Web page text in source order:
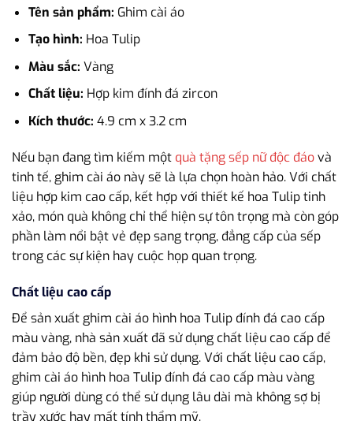
Tên sản phẩm: Ghim cài áo
Tạo hình: Hoa Tulip
Màu sắc: Vàng
Chất liệu: Hợp kim đính đá zircon
Kích thước: 4.9 cm x 3.2 cm
Nếu bạn đang tìm kiếm một quà tặng sếp nữ độc đáovà
tinh tế, ghim cài áo này sẽ là lựa chọn hoàn hảo. Với chất
liệu hợp kim cao cấp, kết hợp với thiết kế hoa Tulip tinh
xảo, món quà không chỉ thể hiện sự tôn trọng mà còn góp
phần làm nổi bật vẻ đẹp sang trọng, đẳng cấp của sếp
trong các sự kiện hay cuộc họp quan trọng.
Chất liệu cao cấp
Để sản xuất ghim cài áo hình hoa Tulip đính đá cao cấp
màu vàng, nhà sản xuất đã sử dụng chất liệu cao cấp để
đảm bảo độ bền, đẹp khi sử dụng. Với chất liệu cao cấp,
ghim cài áo hình hoa Tulip đính đá cao cấp màu vàng
giúp người dùng có thể sử dụng lâu dài mà không sợ bị
trầy xước hay mất tính thẩm mỹ.